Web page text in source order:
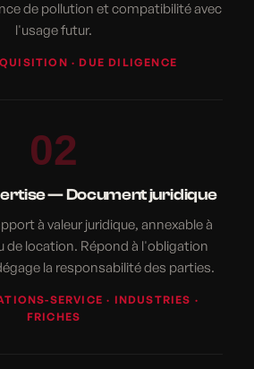
de pollution et compatibilité avec
l'usage futur.
· DUE DILIGENCE
02
— Document juridique
à valeur juridique, annexable à
de location. Répond à l'obligation
la responsabilité des parties.
SERVICE · INDUSTRIES ·
FRICHES